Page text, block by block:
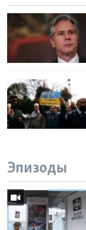
Эпизоды